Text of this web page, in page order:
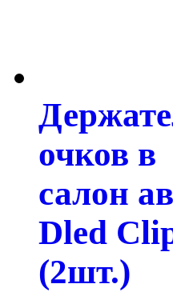
очков в
салон
Dled
(2шт.)